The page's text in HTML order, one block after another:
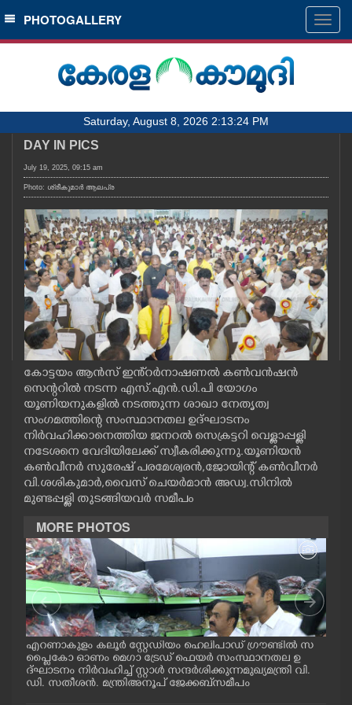
SECTIONS
HOME
NOTIFIED NEWS
KERALA
LOCAL
OBITUARY
NEWS 360
CINEMA
OPINION
PHOTOS
LIFESTYLE
SPIRITUAL
INFO+
ART
PHOTOGALLERY
Saturday, August 8, 2026 2:13:24 PM
DAY IN PICS
July 19, 2025, 09:15 am
Photo: ശ്രീകുമാർ ആലപ്ര
കോട്ടയം ആൻസ് ഇൻ്റർനാഷണൽ കൺവൻഷൻ
സെന്ററിൽ നടന്ന എസ്.എൻ.ഡി.പി യോഗം
യൂണിയനുകളിൽ നടത്തുന്ന ശാഖാ നേതൃത്വ
സംഗമത്തിന്റെ സംസ്ഥാനതല ഉദ്ഘാടനം
നിർവഹിക്കാനെത്തിയ ജനറൽ സെക്രട്ടറി വെള്ളാപ്പള്ളി
നടേശനെ വേദിയിലേക്ക് സ്വീകരിക്കുന്നു.യൂണിയൻ
കൺവീനർ സുരേഷ് പരമേശ്വരൻ,ജോയിന്റ് കൺവീനർ
വി.ശശികുമാർ,വൈസ് ചെയർമാൻ അഡ്വ.സിനിൽ
മുണ്ടപ്പള്ളി തുടങ്ങിയവർ സമീപം
MORE PHOTOS
എറണാകുളം കലൂർ സ്റ്റേഡിയം ഹെലിപാഡ് ഗ്രൗണ്ടിൽ സ
പ്ളൈകോ ഓണം മെഗാ ട്രേഡ് ഫെയർ സംസ്ഥാനതല ഉ
ദ്ഘാടനം നിർവഹിച്ച് സ്റ്റാൾ സന്ദർശിക്കുന്ന മുഖ്യമന്ത്രി വി.
ഡി. സതീശൻ. മന്ത്രി അനൂപ് ജേക്കബ് സമീപം